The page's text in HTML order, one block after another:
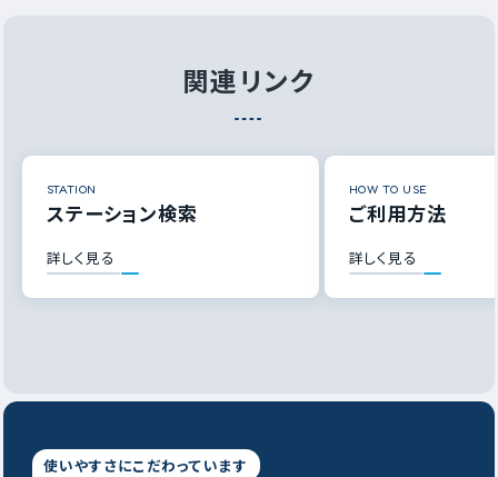
関連リンク
STATION
ステーション検索
詳しく見る
HOW TO USE
ご利用方法
詳しく見る
使いやすさにこだわっています